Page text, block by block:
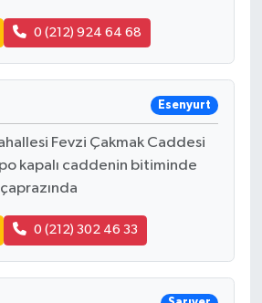
0 (212) 924 64 68
Esenyurt
Fevzi Çakmak Caddesi
kapalı caddenin bitiminde
0 (212) 302 46 33